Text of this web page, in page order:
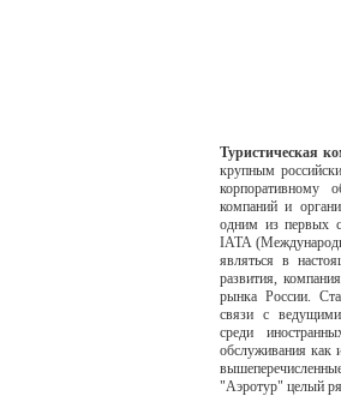
Туристическая
крупным
корпоративному
компаний и
одним из первых
IАТА
являться в
развития,
рынка России.
связи с ведущими
среди
обслуживания как
"Аэротур" целый